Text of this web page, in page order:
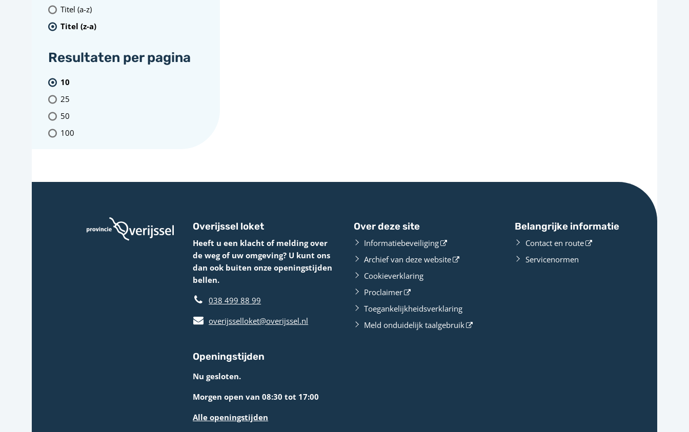
Titel (a-z)
Titel (z-a)
Resultaten per pagina
10
25
50
100
Overijssel loket
Heeft u een klacht of melding over
de weg of uw omgeving? U kunt ons
dan ook buiten onze openingstijden
bellen.
038 499 88 99
overijsselloket@overijssel.nl
Openingstijden
Nu gesloten.
Morgen open van 08:30 tot 17:00
Alle openingstijden
Over deze site
Informatiebeveiliging
Archief van deze website
Cookieverklaring
Proclaimer
Toegankelijkheidsverklaring
Meld onduidelijk taalgebruik
Belangrijke informatie
Contact en route
Servicenormen